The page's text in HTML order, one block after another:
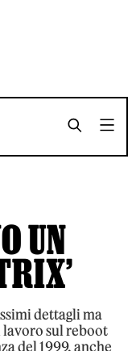
SHARE
SHARE
UN
dettagli ma
lavoro sul reboot
del 1999, anche